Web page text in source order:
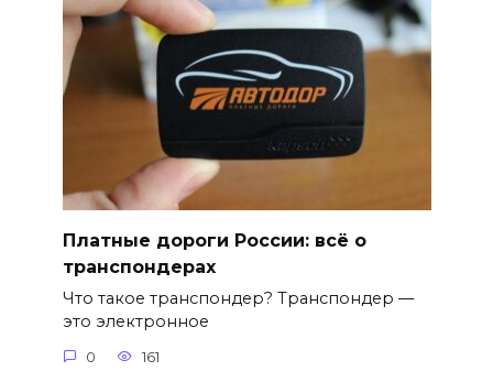
Платные дороги России: всё о
транспондерах
Что такое транспондер? Транспондер —
это электронное
0 161